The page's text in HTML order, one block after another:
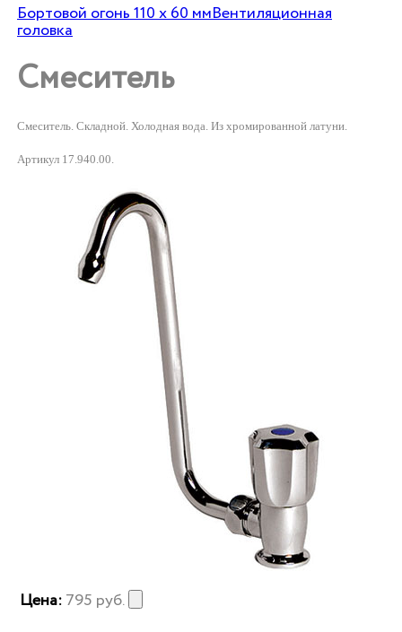
Бортовой огонь 110 х 60 ммВентиляционная
головка
Смеситель
Смеситель. Складной. Холодная вода. Из хромированной латуни.
Артикул 17.940.00.
Цена:795 руб.